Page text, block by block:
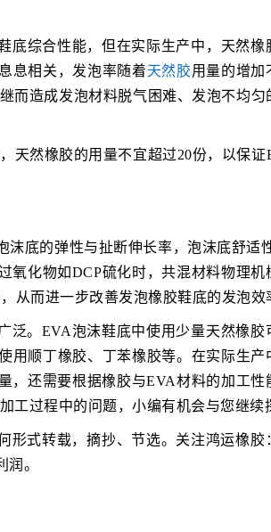
综合性能，但在实际生产中，天然橡
息相关，发泡率随着天然胶用量的增加
而造成发泡材料脱气困难、发泡不均
天然橡胶的用量不宜超过20份，以保证
底的弹性与扯断伸长率，泡沫底舒适
化物如DCP硫化时，共混材料物理机
从而进一步改善发泡橡胶鞋底的发泡效
泛。EVA泡沫鞋底中使用少量天然橡
用顺丁橡胶、丁苯橡胶等。在实际生产
，还需要根据橡胶与EVA材料的加工性
工过程中的问题，小编有机会与您继续
形式转载，摘抄、节选。关注鸿运橡
。